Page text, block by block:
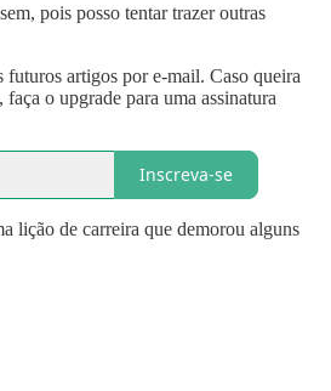
pois posso tentar trazer outras
futuros artigos por e-mail. Caso queira
o upgrade para uma assinatura
Inscreva-se
lição de carreira que demorou alguns